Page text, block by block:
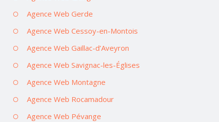
Agence Web Gerde
Agence Web Cessoy-en-Montois
Agence Web Gaillac-d’Aveyron
Agence Web Savignac-les-Églises
Agence Web Montagne
Agence Web Rocamadour
Agence Web Pévange